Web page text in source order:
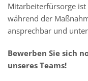
Mitarbeiterfürsorge ist
während der
ansprechbar und
Bewerben Sie sich
unseres Teams!